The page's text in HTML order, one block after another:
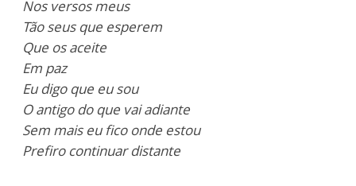
Nos versos meus
Tão seus que esperem
Que os aceite
Em paz
Eu digo que eu sou
O antigo do que vai adiante
Sem mais eu fico onde estou
Prefiro continuar distante